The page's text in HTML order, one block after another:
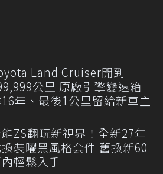
Land Cruiser開到
公里 原廠引擎變速箱
年、最後1公里留給新車主
ZS翻玩新視界！全新27年
裝曜黑風格套件 舊換新60
輕鬆入手